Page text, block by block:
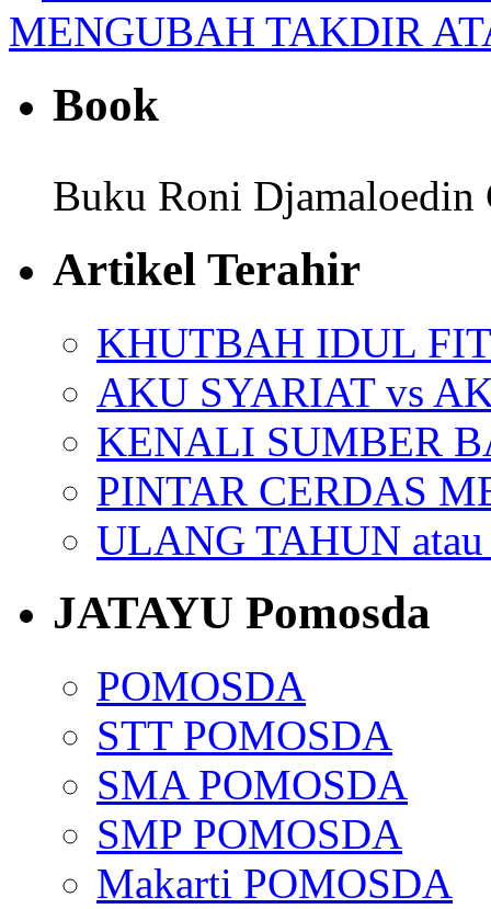
MENGUBAH TAKDIR
Book
Buku Roni Djamaloedin
Artikel Terahir
KHUTBAH IDUL
AKU SYARIAT vs
KENALI SUMBER
PINTAR CERDAS
ULANG TAHUN
JATAYU Pomosda
POMOSDA
STT POMOSDA
SMA POMOSDA
SMP POMOSDA
Makarti POMOSDA